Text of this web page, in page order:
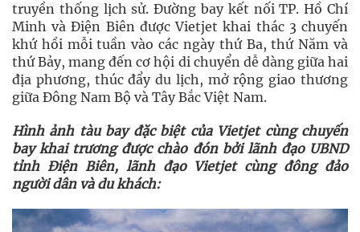
truyền thống lịch sử. Đường bay kết nối TP. Hồ Chí
Minh và Điện Biên được Vietjet khai thác 3 chuyến
khứ hồi mỗi tuần vào các ngày thứ Ba, thứ Năm và
thứ Bảy, mang đến cơ hội di chuyển dễ dàng giữa hai
địa phương, thúc đẩy du lịch, mở rộng giao thương
giữa Đông Nam Bộ và Tây Bắc Việt Nam.
Hình ảnh tàu bay đặc biệt của Vietjet cùng chuyến
bay khai trương được chào đón bởi lãnh đạo UBND
tỉnh Điện Biên, lãnh đạo Vietjet cùng đông đảo
người dân và du khách: